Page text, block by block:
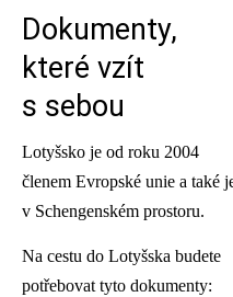
Dokumenty,
které vzít
s sebou
Lotyšsko je od roku 2004
členem Evropské unie a také
v Schengenském prostoru.
Na cestu do Lotyšska budete
potřebovat tyto dokumenty: